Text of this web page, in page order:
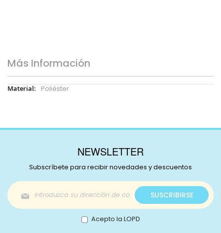
Más Información
Más
Poliéster
NEWSLETTER
Subscríbete para recibir novedades y descuentos
Inscríbase
a
nuestro
boletín
de
SUSCRIBIRSE
Acepto la LOPD